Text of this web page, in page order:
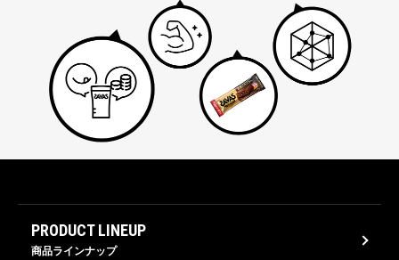
PRODUCT LINEUP
商品ラインナップ